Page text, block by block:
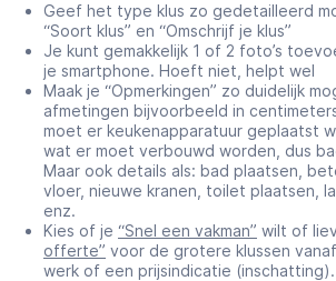
Geef het type klus zo gedetailleerd
“Soort klus” en “Omschrijf je klus”
Je kunt gemakkelijk 1 of 2 foto’s
je smartphone. Hoeft niet, helpt wel
Maak je “Opmerkingen” zo duidelijk
afmetingen bijvoorbeeld in
moet er keukenapparatuur geplaatst
wat er moet verbouwd worden, dus
Maar ook details als: bad plaatsen,
vloer, nieuwe kranen, toilet plaatsen,
enz.
Kies of je “Snel een vakman” wilt of
offerte” voor de grotere klussen
werk of een prijsindicatie (inschatting).